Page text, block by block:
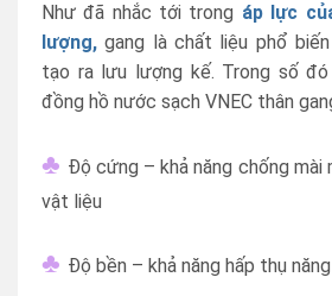
Như đã nhắc tới trong áp lực
lượng, gang là chất liệu phổ
tạo ra lưu lượng kế. Trong số
đồng hồ nước sạch VNEC thân
♣ Độ cứng – khả năng chống mài
vật liệu
♣ Độ bền – khả năng hấp thụ